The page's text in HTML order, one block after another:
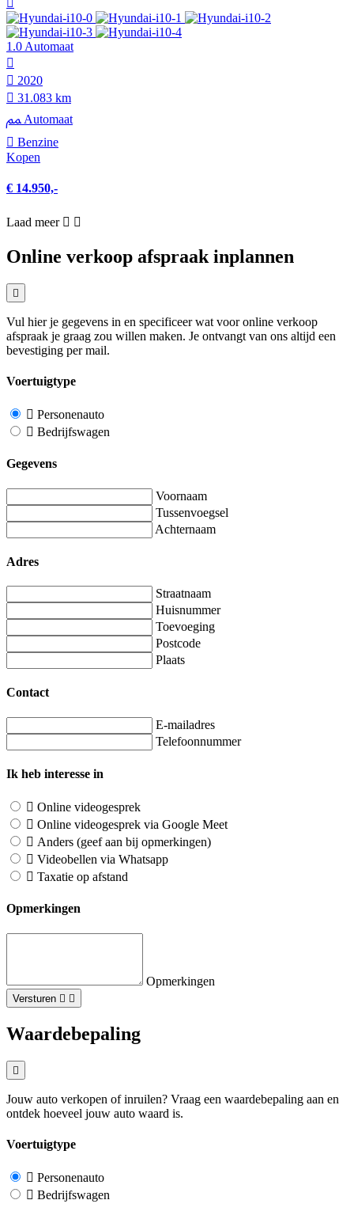
1.0 Automaat
2020
31.083 km
Automaat
Benzine
Kopen
€ 14.950,-
Laad meer
Online verkoop afspraak inplannen
Vul hier je gegevens in en specificeer wat voor online verkoop
afspraak je graag zou willen maken. Je ontvangt van ons altijd een
bevestiging per mail.
Voertuigtype
Personenauto
Bedrijfswagen
Gegevens
Voornaam
Tussenvoegsel
Achternaam
Adres
Straatnaam
Huisnummer
Toevoeging
Postcode
Plaats
Contact
E-mailadres
Telefoonnummer
Ik heb interesse in
Online videogesprek
Online videogesprek via Google Meet
Anders (geef aan bij opmerkingen)
Videobellen via Whatsapp
Taxatie op afstand
Opmerkingen
Opmerkingen
Versturen
Waardebepaling
Jouw auto verkopen of inruilen? Vraag een waardebepaling aan en
ontdek hoeveel jouw auto waard is.
Voertuigtype
Personenauto
Bedrijfswagen